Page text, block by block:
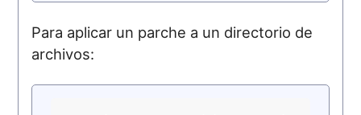
Para aplicar un parche a un directorio de
archivos: